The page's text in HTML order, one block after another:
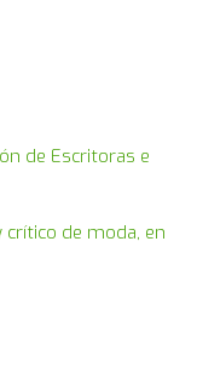
de Escritoras e
de moda, en